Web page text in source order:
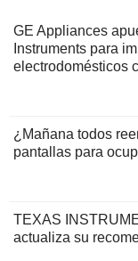
GE Appliances
Instruments para
electrodomésticos
¿Mañana todos
pantallas para
TEXAS
actualiza su